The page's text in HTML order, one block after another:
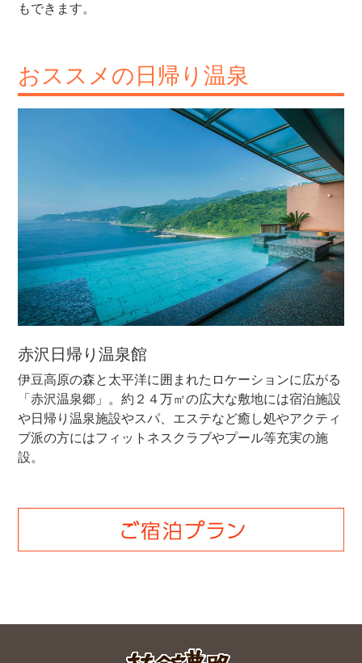
もできます。
おススメの日帰り温泉
赤沢日帰り温泉館
伊豆高原の森と太平洋に囲まれたロケーションに広がる
「赤沢温泉郷」。約２４万㎡の広大な敷地には宿泊施設
や日帰り温泉施設やスパ、エステなど癒し処やアクティ
ブ派の方にはフィットネスクラブやプール等充実の施
設。